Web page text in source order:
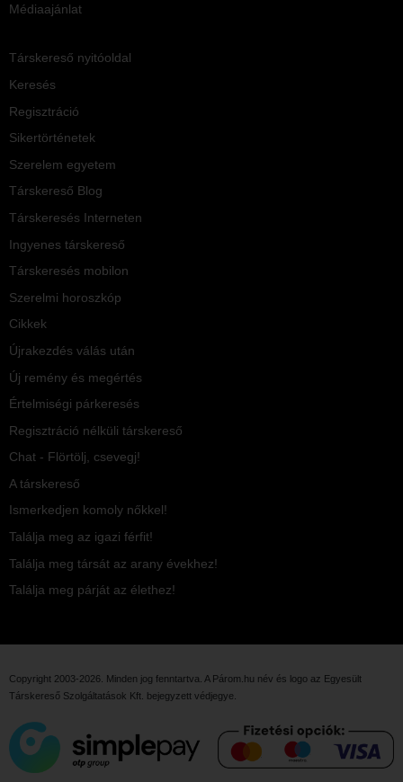
Médiaajánlat
Társkereső nyitóoldal
Keresés
Regisztráció
Sikertörténetek
Szerelem egyetem
Társkereső Blog
Társkeresés Interneten
Ingyenes társkereső
Társkeresés mobilon
Szerelmi horoszkóp
Cikkek
Újrakezdés válás után
Új remény és megértés
Értelmiségi párkeresés
Regisztráció nélküli társkereső
Chat - Flörtölj, csevegj!
A társkereső
Ismerkedjen komoly nőkkel!
Találja meg az igazi férfit!
Találja meg társát az arany évekhez!
Találja meg párját az élethez!
Copyright 2003-2026. Minden jog fenntartva. A Párom.hu név és logo az Egyesült
Társkereső Szolgáltatások Kft.
bejegyzett védjegye.